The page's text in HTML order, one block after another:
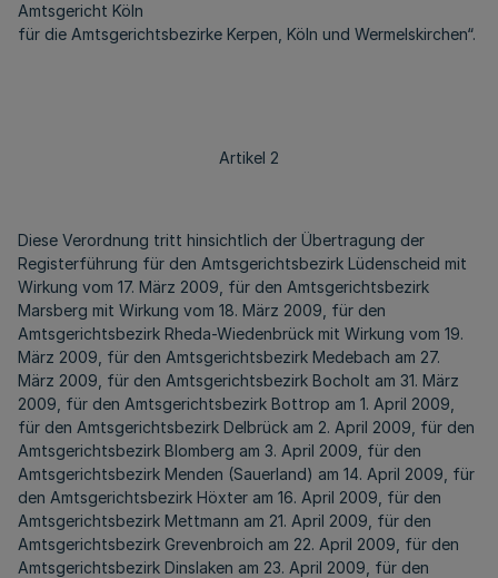
Amtsgericht Köln
für die Amtsgerichtsbezirke Kerpen, Köln und Wermelskirchen“.
Artikel 2
Diese Verordnung tritt hinsichtlich der Übertragung der
Registerführung für den Amtsgerichtsbezirk Lüdenscheid mit
Wirkung vom 17. März 2009, für den Amtsgerichtsbezirk
Marsberg mit Wirkung vom 18. März 2009, für den
Amtsgerichtsbezirk Rheda-Wiedenbrück mit Wirkung vom 19.
März 2009, für den Amtsgerichtsbezirk Medebach am 27.
März 2009, für den Amtsgerichtsbezirk Bocholt am 31. März
2009, für den Amtsgerichtsbezirk Bottrop am 1. April 2009,
für den Amtsgerichtsbezirk Delbrück am 2. April 2009, für den
Amtsgerichtsbezirk Blomberg am 3. April 2009, für den
Amtsgerichtsbezirk Menden (Sauerland) am 14. April 2009, für
den Amtsgerichtsbezirk Höxter am 16. April 2009, für den
Amtsgerichtsbezirk Mettmann am 21. April 2009, für den
Amtsgerichtsbezirk Grevenbroich am 22. April 2009, für den
Amtsgerichtsbezirk Dinslaken am 23. April 2009, für den